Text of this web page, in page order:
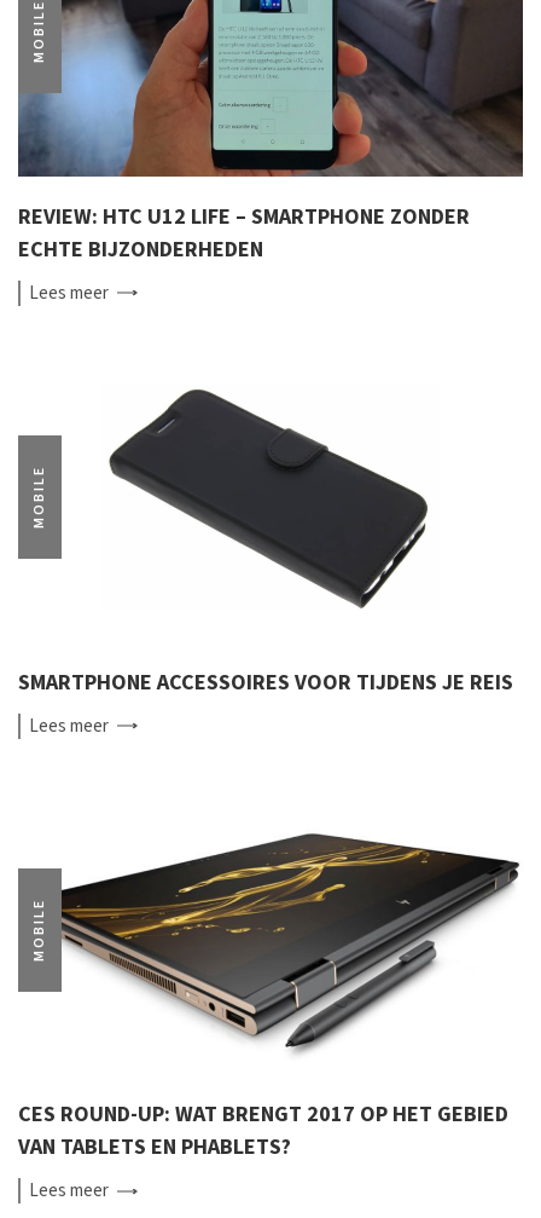
MOBILE
REVIEW: HTC U12 LIFE – SMARTPHONE ZONDER
ECHTE BIJZONDERHEDEN
Leesmeer
MOBILE
SMARTPHONE ACCESSOIRES VOOR TIJDENS JE REIS
Leesmeer
MOBILE
CES ROUND-UP: WAT BRENGT 2017 OP HET GEBIED
VAN TABLETS EN PHABLETS?
Leesmeer